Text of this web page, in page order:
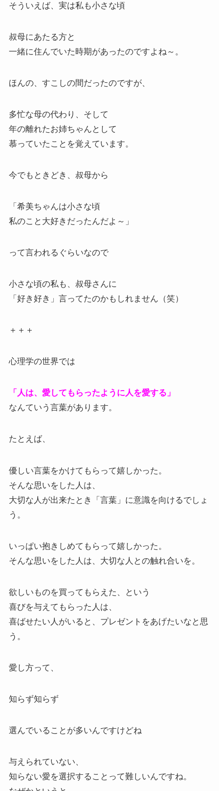
そういえば、実は私も小さな頃
叔母にあたる方と
一緒に住んでいた時期があったのですよね～。
ほんの、すこしの間だったのですが、
多忙な母の代わり、そして
年の離れたお姉ちゃんとして
慕っていたことを覚えています。
今でもときどき、叔母から
「希美ちゃんは小さな頃
私のこと大好きだったんだよ～」
って言われるぐらいなので
小さな頃の私も、叔母さんに
「好き好き」言ってたのかもしれません（笑）
＋＋＋
心理学の世界では
「人は、愛してもらったように人を愛する」
なんていう言葉があります。
たとえば、
優しい言葉をかけてもらって嬉しかった。
そんな思いをした人は、
大切な人が出来たとき「言葉」に意識を向けるでしょ
う。
いっぱい抱きしめてもらって嬉しかった。
そんな思いをした人は、大切な人との触れ合いを。
欲しいものを買ってもらえた、という
喜びを与えてもらった人は、
喜ばせたい人がいると、プレゼントをあげたいなと思
う。
愛し方って、
知らず知らず
選んでいることが多いんですけどね
与えられていない、
知らない愛を選択することって難しいんですね。